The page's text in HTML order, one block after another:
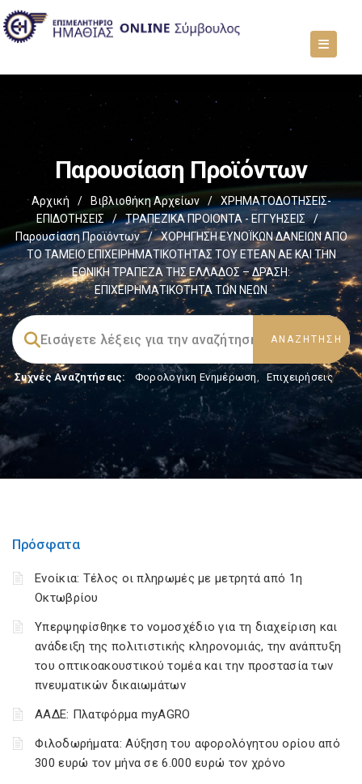
Παρουσίαση Προϊόντων
Αρχική / Βιβλιοθήκη Αρχείων /
ΧΡΗΜΑΤΟΔΟΤΗΣΕΙΣ-
ΕΠΙΔΟΤΗΣΕΙΣ
/ ΤΡΑΠΕΖΙΚΑ ΠΡΟΙΟΝΤΑ - ΕΓΓΥΗΣΕΙΣ
/
Παρουσίαση Προϊόντων
/
ΧΟΡΗΓΗΣΗ ΕΥΝΟΪΚΩΝ ΔΑΝΕΙΩΝ ΑΠΟ
ΤΟ ΤΑΜΕΙΟ ΕΠΙΧΕΙΡΗΜΑΤΙΚΟΤΗΤΑΣ ΤΟΥ ΕΤΕΑΝ ΑΕ ΚΑΙ ΤΗΝ
ΕΘΝΙΚΗ ΤΡΑΠΕΖΑ ΤΗΣ ΕΛΛΑΔΟΣ – ΔΡΑΣΗ:
ΕΠΙΧΕΙΡΗΜΑΤΙΚΟΤΗΤΑ ΤΩΝ ΝΕΩΝ
Συχνές Αναζητήσεις: Φορολογικη Ενημέρωση, Επιχειρήσεις
Πρόσφατα
Ενοίκια: Τέλος οι πληρωμές με μετρητά από 1η
Οκτωβρίου
Υπερψηφίσθηκε το νομοσχέδιο για τη διαχείριση και
ανάδειξη της πολιτιστικής κληρονομιάς, την ανάπτυξη
του οπτικοακουστικού τομέα και την προστασία των
πνευματικών δικαιωμάτων
ΑΑΔΕ: Πλατφόρμα myAGRO
Φιλοδωρήματα: Αύξηση του αφορολόγητου ορίου από
300 ευρώ τον μήνα σε 6.000 ευρώ τον χρόνο